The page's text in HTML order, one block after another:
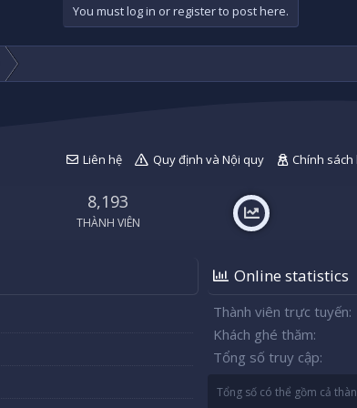
You must log in or register to post here.
Liên hệ Quy định và Nội quy Chính sách
8,193
THÀNH VIÊN
Online statistics
Thành viên trực tuyến
Khách ghé thăm
Tổng số truy cập
Tổng số có thể gồm cả